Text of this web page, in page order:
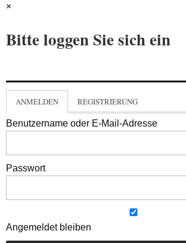
×
Bitte loggen Sie sich ein
ANMELDEN REGISTRIERUNG
Benutzername oder E-Mail-Adresse
Passwort
Angemeldet bleiben